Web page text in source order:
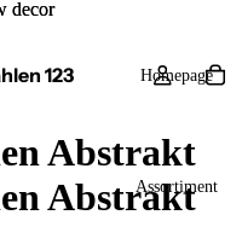
decor
decor
123 Homepage
Assortiment
Abstrakt
Abstrakt